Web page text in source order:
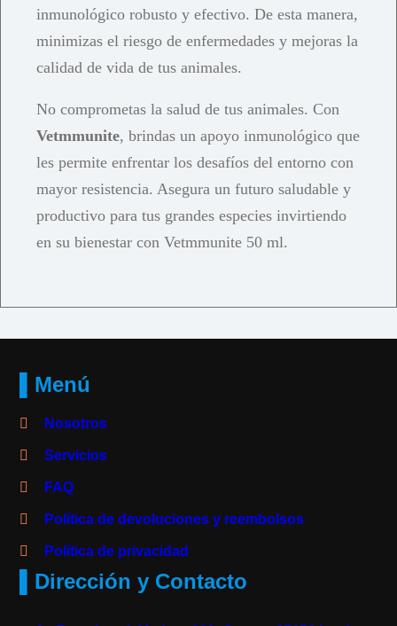
inmunológico robusto y efectivo. De esta manera,
minimizas el riesgo de enfermedades y mejoras la
calidad de vida de tus animales.
No comprometas la salud de tus animales. Con
Vetmmunite, brindas un apoyo inmunológico que
les permite enfrentar los desafíos del entorno con
mayor resistencia. Asegura un futuro saludable y
productivo para tus grandes especies invirtiendo
en su bienestar con Vetmmunite 50 ml.
▌Menú
Nosotros
Servicios
FAQ
Política de devoluciones y reembolsos
Política de privacidad
▌Dirección y Contacto